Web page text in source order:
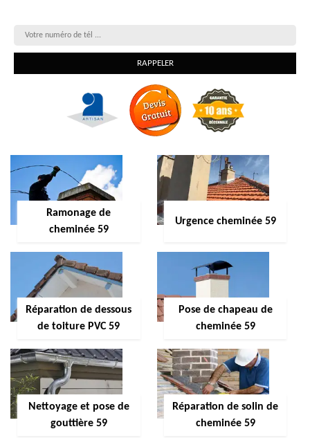
Ramonage de
cheminée 59
Urgence cheminée 59
Réparation de dessous
de toiture PVC 59
Pose de chapeau de
cheminée 59
Nettoyage et pose de
gouttière 59
Réparation de solin de
cheminée 59